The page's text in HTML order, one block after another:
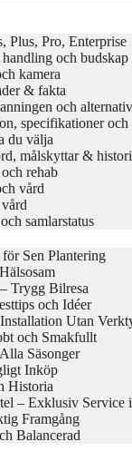
Plus, Pro, Enterprise
och budskap
kamera
& fakta
och
specifikationer och
du välja
målskyttar &
rehab
vård
samlarstatus
Sen Plantering
Trygg Bilresa
och Idéer
Utan
och Smakfullt
Säsonger
Inköp
Historia
– Exklusiv Service
Framgång
Balancerad